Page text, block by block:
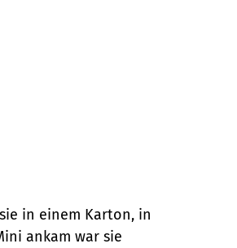
in einem Karton, in
ankam war sie